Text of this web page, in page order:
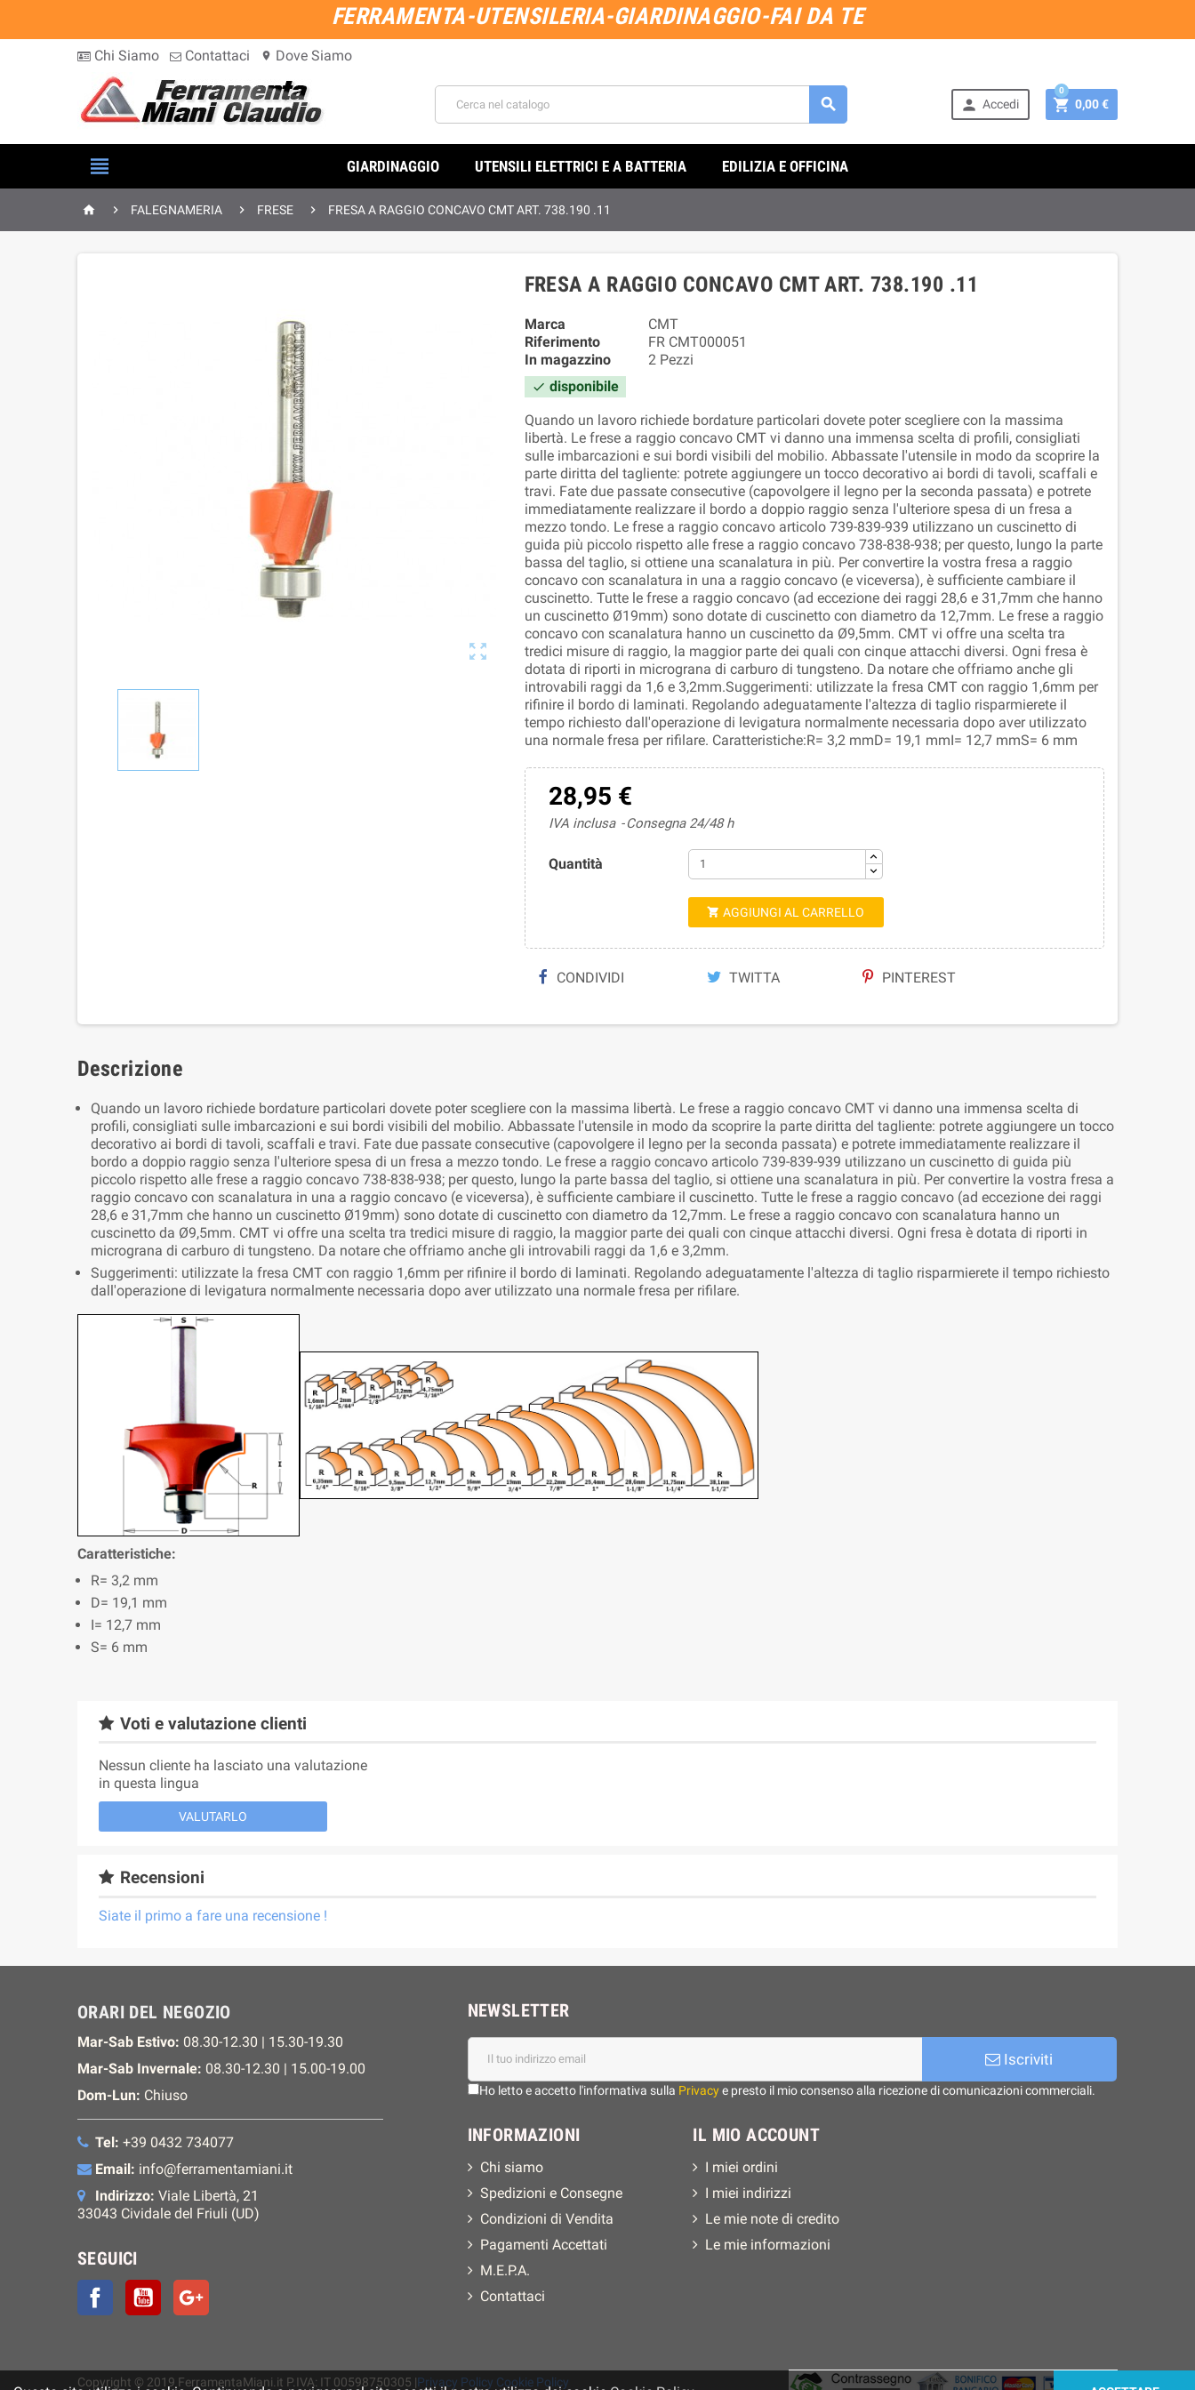
FERRAMENTA-UTENSILERIA-GIARDINAGGIO-FAI DA TE
Chi Siamo Contattaci location_on Dove Siamo
  Accedi  0,00 €
0
 GIARDINAGGIO UTENSILI ELETTRICI E A BATTERIA EDILIZIA E OFFICINA
  FALEGNAMERIA  FRESE  FRESA A RAGGIO CONCAVO CMT ART. 738.190 .11

FRESA A RAGGIO CONCAVO CMT ART. 738.190 .11
Marca
CMT
Riferimento
FR CMT000051
In magazzino
2 Pezzi
 disponibile
Quando un lavoro richiede bordature particolari dovete poter scegliere con la massima
libertà. Le frese a raggio concavo CMT vi danno una immensa scelta di profili, consigliati
sulle imbarcazioni e sui bordi visibili del mobilio. Abbassate l'utensile in modo da scoprire la
parte diritta del tagliente: potrete aggiungere un tocco decorativo ai bordi di tavoli, scaffali e
travi. Fate due passate consecutive (capovolgere il legno per la seconda passata) e potrete
immediatamente realizzare il bordo a doppio raggio senza l'ulteriore spesa di un fresa a
mezzo tondo. Le frese a raggio concavo articolo 739-839-939 utilizzano un cuscinetto di
guida più piccolo rispetto alle frese a raggio concavo 738-838-938; per questo, lungo la parte
bassa del taglio, si ottiene una scanalatura in più. Per convertire la vostra fresa a raggio
concavo con scanalatura in una a raggio concavo (e viceversa), è sufficiente cambiare il
cuscinetto. Tutte le frese a raggio concavo (ad eccezione dei raggi 28,6 e 31,7mm che hanno
un cuscinetto Ø19mm) sono dotate di cuscinetto con diametro da 12,7mm. Le frese a raggio
concavo con scanalatura hanno un cuscinetto da Ø9,5mm. CMT vi offre una scelta tra
tredici misure di raggio, la maggior parte dei quali con cinque attacchi diversi. Ogni fresa è
dotata di riporti in micrograna di carburo di tungsteno. Da notare che offriamo anche gli
introvabili raggi da 1,6 e 3,2mm.Suggerimenti: utilizzate la fresa CMT con raggio 1,6mm per
rifinire il bordo di laminati. Regolando adeguatamente l'altezza di taglio risparmierete il
tempo richiesto dall'operazione di levigatura normalmente necessaria dopo aver utilizzato
una normale fresa per rifilare. Caratteristiche:R= 3,2 mmD= 19,1 mmI= 12,7 mmS= 6 mm
28,95 €
IVA inclusa Consegna 24/48 h
Quantità
 AGGIUNGI AL CARRELLO
CONDIVIDI TWITTA PINTEREST
Descrizione
Quando un lavoro richiede bordature particolari dovete poter scegliere con la massima libertà. Le frese a raggio concavo CMT vi danno una immensa scelta di
profili, consigliati sulle imbarcazioni e sui bordi visibili del mobilio. Abbassate l'utensile in modo da scoprire la parte diritta del tagliente: potrete aggiungere un tocco
decorativo ai bordi di tavoli, scaffali e travi. Fate due passate consecutive (capovolgere il legno per la seconda passata) e potrete immediatamente realizzare il
bordo a doppio raggio senza l'ulteriore spesa di un fresa a mezzo tondo. Le frese a raggio concavo articolo 739-839-939 utilizzano un cuscinetto di guida più
piccolo rispetto alle frese a raggio concavo 738-838-938; per questo, lungo la parte bassa del taglio, si ottiene una scanalatura in più. Per convertire la vostra fresa a
raggio concavo con scanalatura in una a raggio concavo (e viceversa), è sufficiente cambiare il cuscinetto. Tutte le frese a raggio concavo (ad eccezione dei raggi
28,6 e 31,7mm che hanno un cuscinetto Ø19mm) sono dotate di cuscinetto con diametro da 12,7mm. Le frese a raggio concavo con scanalatura hanno un
cuscinetto da Ø9,5mm. CMT vi offre una scelta tra tredici misure di raggio, la maggior parte dei quali con cinque attacchi diversi. Ogni fresa è dotata di riporti in
micrograna di carburo di tungsteno. Da notare che offriamo anche gli introvabili raggi da 1,6 e 3,2mm.
Suggerimenti: utilizzate la fresa CMT con raggio 1,6mm per rifinire il bordo di laminati. Regolando adeguatamente l'altezza di taglio risparmierete il tempo richiesto
dall'operazione di levigatura normalmente necessaria dopo aver utilizzato una normale fresa per rifilare.
Caratteristiche:
R= 3,2 mm
D= 19,1 mm
I= 12,7 mm
S= 6 mm
Voti e valutazione clienti
Nessun cliente ha lasciato una valutazione
in questa lingua
VALUTARLO
Recensioni
Siate il primo a fare una recensione !
ORARI DEL NEGOZIO
Mar-Sab Estivo: 08.30-12.30 | 15.30-19.30
Mar-Sab Invernale: 08.30-12.30 | 15.00-19.00
Dom-Lun: Chiuso
Tel: +39 0432 734077
Email: info@ferramentamiani.it
Indirizzo: Viale Libertà, 21
33043 Cividale del Friuli (UD)
SEGUICI
FacebookYouTube
NEWSLETTER
Iscriviti
Ho letto e accetto l'informativa sulla Privacye presto il mio consenso alla ricezione di comunicazioni commerciali.
INFORMAZIONI
Chi siamo
Spedizioni e Consegne
Condizioni di Vendita
Pagamenti Accettati
M.E.P.A.
Contattaci
IL MIO ACCOUNT
I miei ordini
I miei indirizzi
Le mie note di credito
Le mie informazioni
Copyright © 2019 FerramentaMiani.it P.IVA: IT 00598750305 |Privacy Policy Cookie Policy